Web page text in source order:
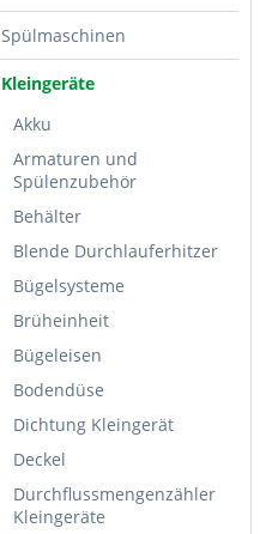
Spülmaschinen
Kleingeräte
Akku
Armaturen und
Spülenzubehör
Behälter
Blende Durchlauferhitzer
Bügelsysteme
Brüheinheit
Bügeleisen
Bodendüse
Dichtung Kleingerät
Deckel
Durchflussmengenzähler
Kleingeräte